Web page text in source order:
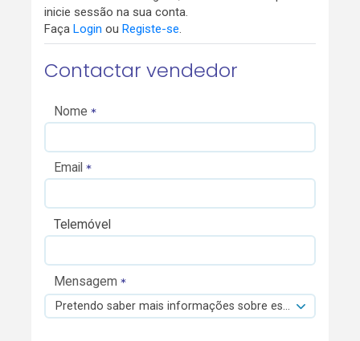
inicie sessão na sua conta.
Faça Login ou Registe-se.
Contactar vendedor
Nome
Email
Telemóvel
Mensagem
Pretendo saber mais informações sobre esta viatura.